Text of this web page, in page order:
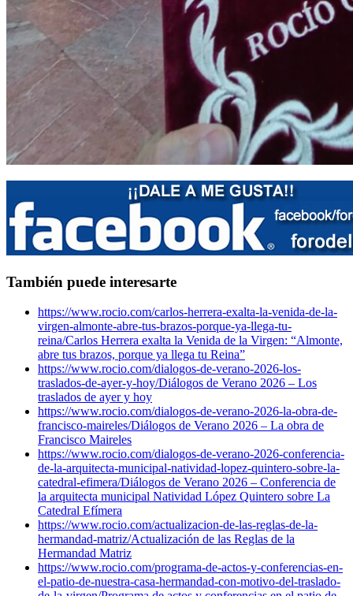
También puede interesarte
https://www.rocio.com/carlos-herrera-exalta-la-venida-de-la-
virgen-almonte-abre-tus-brazos-porque-ya-llega-tu-
reina/Carlos Herrera exalta la Venida de la Virgen: “Almonte,
abre tus brazos, porque ya llega tu Reina”
https://www.rocio.com/dialogos-de-verano-2026-los-
traslados-de-ayer-y-hoy/Diálogos de Verano 2026 – Los
traslados de ayer y hoy
https://www.rocio.com/dialogos-de-verano-2026-la-obra-de-
francisco-maireles/Diálogos de Verano 2026 – La obra de
Francisco Maireles
https://www.rocio.com/dialogos-de-verano-2026-conferencia-
de-la-arquitecta-municipal-natividad-lopez-quintero-sobre-la-
catedral-efimera/Diálogos de Verano 2026 – Conferencia de
la arquitecta municipal Natividad López Quintero sobre La
Catedral Efímera
https://www.rocio.com/actualizacion-de-las-reglas-de-la-
hermandad-matriz/Actualización de las Reglas de la
Hermandad Matriz
https://www.rocio.com/programa-de-actos-y-conferencias-en-
el-patio-de-nuestra-casa-hermandad-con-motivo-del-traslado-